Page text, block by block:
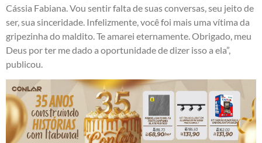
Cássia Fabiana. Vou sentir falta de suas conversas, seu jeito de
ser, sua sinceridade. Infelizmente, você foi mais uma vítima da
gripezinha do maldito. Te amarei eternamente. Obrigado, meu
Deus por ter me dado a oportunidade de dizer isso a ela”,
publicou.